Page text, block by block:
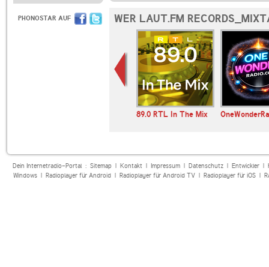
PHONOSTAR AUF WER LAUT.FM
89.0 RTL In The Mix
Dein Internetradio-Portal : Sitemap| Kontakt| Impressum| Datenschutz| Entwickler|
Windows| Radioplayer für Android| Radioplayer für Android TV| Radioplayer für iOS|